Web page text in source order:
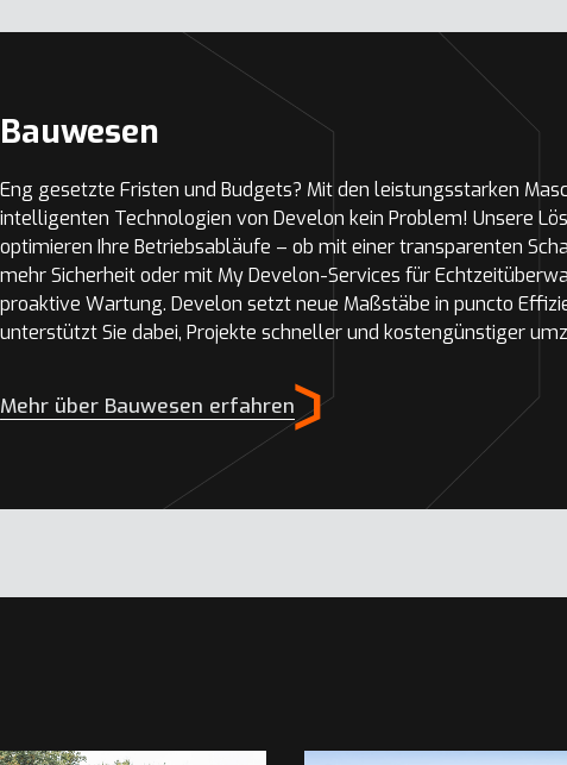
Bauwesen
Eng gesetzte Fristen und Budgets? Mit den leistungsstarken
intelligenten Technologien von Develon kein Problem! Unsere
optimieren Ihre Betriebsabläufe – ob mit einer transparenten
mehr Sicherheit oder mit My Develon-Services für
proaktive Wartung. Develon setzt neue Maßstäbe in puncto
unterstützt Sie dabei, Projekte schneller und kostengünstiger
Mehr über Bauwesen erfahren